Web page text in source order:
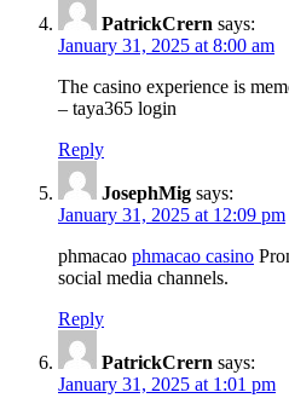
PatrickCrern says:
January 31, 2025 at 8:00 am
The casino experience is
– taya365 login
Reply
JosephMig says:
January 31, 2025 at 12:09 pm
phmacao phmacao casino
social media channels.
Reply
PatrickCrern says:
January 31, 2025 at 1:01 pm